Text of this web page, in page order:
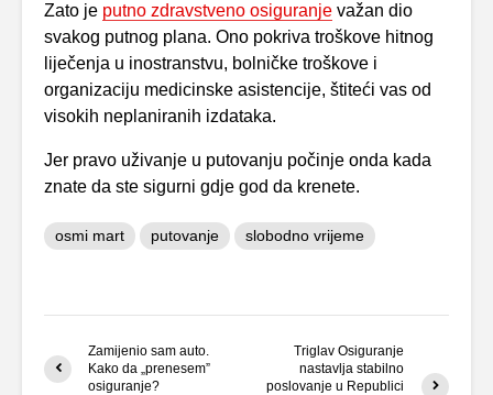
Zato je putno zdravstveno osiguranje važan dio
svakog putnog plana. Ono pokriva troškove hitnog
liječenja u inostranstvu, bolničke troškove i
organizaciju medicinske asistencije, štiteći vas od
visokih neplaniranih izdataka.
Jer pravo uživanje u putovanju počinje onda kada
znate da ste sigurni gdje god da krenete.
osmi mart putovanje slobodno vrijeme
Zamijenio sam auto.
Kako da „prenesem”
osiguranje?
Triglav Osiguranje
nastavlja stabilno
poslovanje u Republici